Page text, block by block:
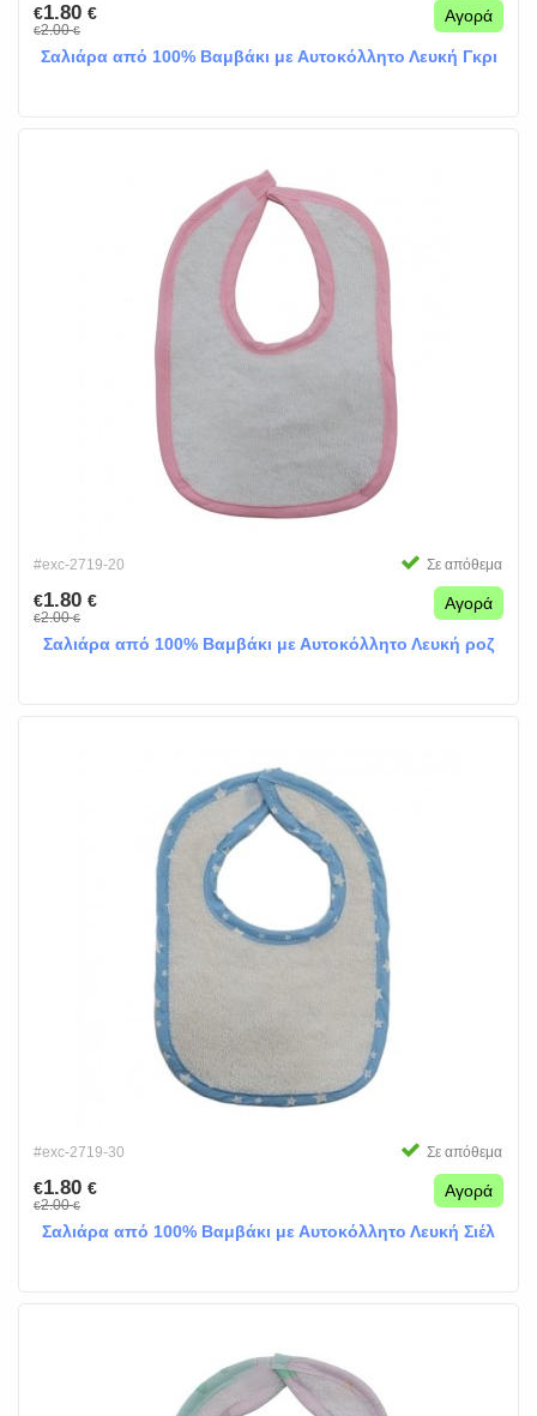
€1.80 €
€2.00€
Αγορά
Σαλιάρα από 100% Βαμβάκι με Αυτοκόλλητο Λευκή Γκρι
#exc-2719-20 Σε απόθεμα
€1.80 €
€2.00€
Αγορά
Σαλιάρα από 100% Βαμβάκι με Αυτοκόλλητο Λευκή ροζ
#exc-2719-30 Σε απόθεμα
€1.80 €
€2.00€
Αγορά
Σαλιάρα από 100% Βαμβάκι με Αυτοκόλλητο Λευκή Σιέλ